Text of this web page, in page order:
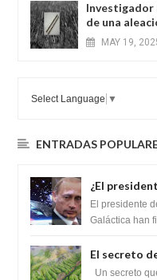
Investigador
de una
MAY 19,
Select Language ▼
ENTRADAS
¿El
Federación
tratado
El presidente
Galáctica han
El secreto
cambiaría
Un secreto